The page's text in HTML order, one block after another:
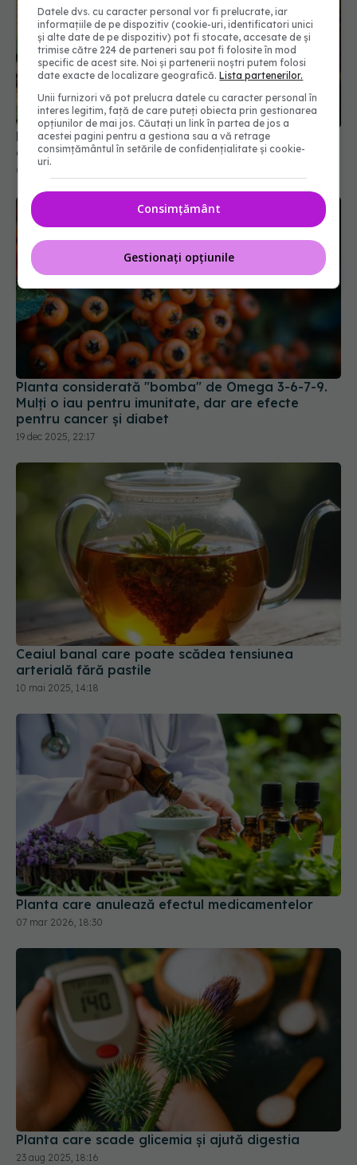
Leguma care distruge cancerul și regenerează
celulele. Curăță corpul de toxine
04 mai 2025, 17:53
Planta considerată "bomba" de Omega 3-6-7-9.
Mulți o iau pentru imunitate, dar are efecte
pentru cancer și diabet
19 dec 2025, 22:17
Ceaiul banal care poate scădea tensiunea
arterială fără pastile
10 mai 2025, 14:18
Planta care anulează efectul medicamentelor
07 mar 2026, 18:30
Planta care scade glicemia și ajută digestia
23 aug 2025, 18:16
Datele dvs. cu caracter personal vor fi prelucrate, iar
informațiile de pe dispozitiv (cookie-uri, identificatori unici
și alte date de pe dispozitiv) pot fi stocate, accesate de și
trimise către 224 de parteneri sau pot fi folosite în mod
specific de acest site. Noi și partenerii noștri putem folosi
date exacte de localizare geografică.Lista partenerilor.
Unii furnizori vă pot prelucra datele cu caracter personal în
interes legitim, față de care puteți obiecta prin gestionarea
opțiunilor de mai jos. Căutați un link în partea de jos a
acestei pagini pentru a gestiona sau a vă retrage
consimțământul în setările de confidențialitate și cookie-
uri.
Consimțământ
Gestionați opțiunile